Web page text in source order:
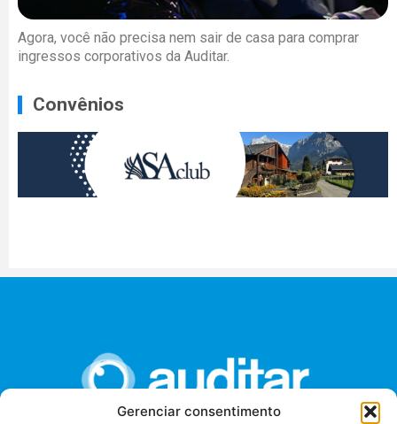
Gerenciar consentimento
Agora, você não precisa nem sair de casa para comprar
ingressos corporativos da Auditar.
Convênios